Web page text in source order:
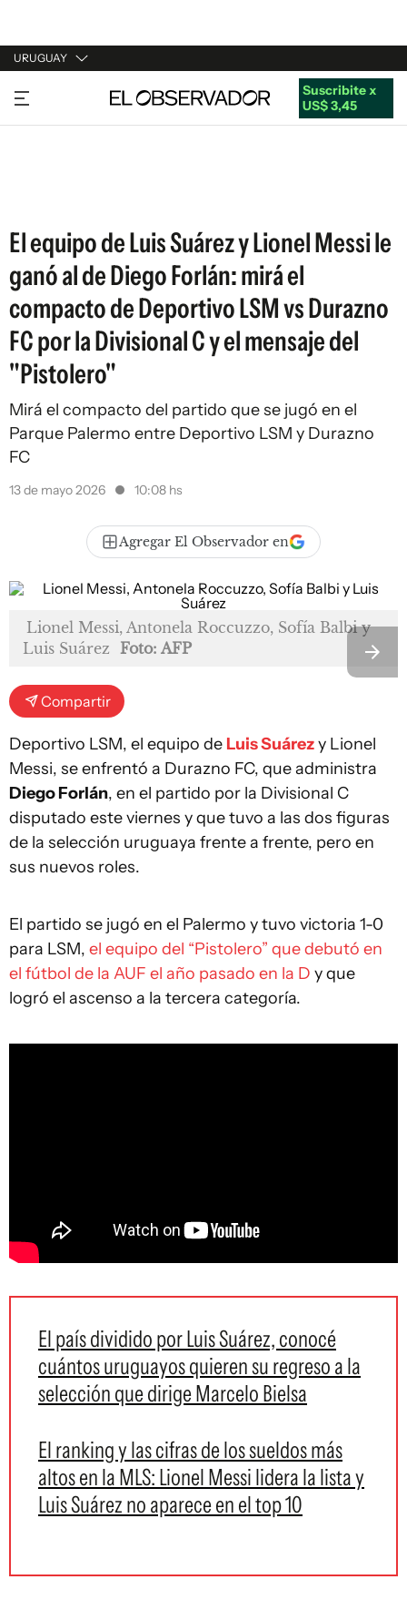
URUGUAY
URUGUAY
ARGENTINA
Suscribite x
US$ 3,45
El equipo de Luis Suárez y Lionel Messi le
ganó al de Diego Forlán: mirá el
compacto de Deportivo LSM vs Durazno
FC por la Divisional C y el mensaje del
"Pistolero"
Mirá el compacto del partido que se jugó en el
Parque Palermo entre Deportivo LSM y Durazno
FC
13 de mayo 2026 10:08 hs
Agregar El Observador en
Lionel Messi, Antonela Roccuzzo, Sofía Balbi y
Luis Suárez Foto: AFP
Compartir
Deportivo LSM, el equipo de Luis Suárezy Lionel
Messi, se enfrentó a Durazno FC, que administra
Diego Forlán, en el partido por la Divisional C
disputado este viernes y que tuvo a las dos figuras
de la selección uruguaya frente a frente, pero en
sus nuevos roles.
El partido se jugó en el Palermo y tuvo victoria 1-0
para LSM, el equipo del “Pistolero” que debutó en
el fútbol de la AUF el año pasado en la D y que
logró el ascenso a la tercera categoría.
El país dividido por Luis Suárez, conocé
cuántos uruguayos quieren su regreso a la
selección que dirige Marcelo Bielsa
El ranking y las cifras de los sueldos más
altos en la MLS: Lionel Messi lidera la lista y
Luis Suárez no aparece en el top 10